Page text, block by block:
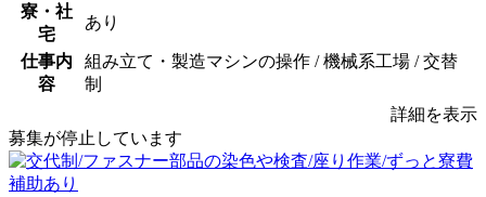
寮・社
宅
あり
仕事内
容
組み立て・製造マシンの操作 / 機械系工場 / 交替
制
詳細を表示
募集が停止しています